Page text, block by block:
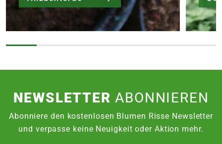
NEWSLETTER ABONNIEREN
Abonniere den kostenlosen Blumen Risse Newsletter
und verpasse keine Neuigkeit oder Aktion mehr.